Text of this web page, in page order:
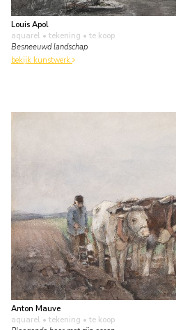
Louis Apol
aquarel • tekening • te koop
Besneeuwd landschap
bekijk kunstwerk
Anton Mauve
aquarel • tekening • te koop